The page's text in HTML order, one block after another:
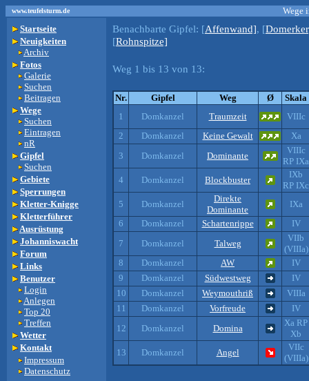
www.teufelsturm.de
Wege
Startseite
Neuigkeiten
Archiv
Fotos
Galerie
Suchen
Beitragen
Wege
Suchen
Eintragen
nR
Gipfel
Suchen
Gebiete
Sperrungen
Kletter-Knigge
Kletterführer
Ausrüstung
Johanniswacht
Forum
Links
Benutzer
Login
Anlegen
Top 20
Treffen
Wetter
Kontakt
Impressum
Datenschutz
Benachbarte Gipfel: [Affenwand], [
[Rohnspitze]
Weg 1 bis 13 von 13:
Nr. Gipfel Weg Ø
Skala
1
Domkanzel Traumzeit
VIIIc
2
Domkanzel Keine Gewalt
Xa
3
Domkanzel Dominante
VIIIc
RP IXa
4
Domkanzel Blockbuster
IXb
RP IXc
5
Domkanzel
Direkte
Dominante
IXa
6
Domkanzel Schartenrippe
IV
7
Domkanzel Talweg
VIIb
(VIIIa)
8
Domkanzel AW
IV
9
Domkanzel Südwestweg
IV
10
Domkanzel Weymouthriß
VIIIa
11
Domkanzel Vorfreude
IV
12
Domkanzel Domina
Xa RP
Xb
13
Domkanzel Angel
VIIc
(VIIIa)